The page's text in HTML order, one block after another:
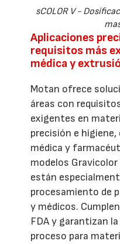
sCOLOR V -
Aplicaciones
requisitos más
médica y
Motan ofrece
áreas con
exigentes en
precisión e
médica y
modelos
están
procesamiento de
y médicos.
FDA y garantizan
proceso para